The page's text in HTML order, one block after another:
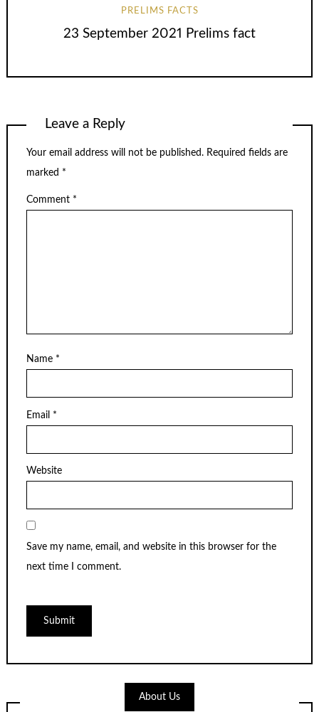
PRELIMS FACTS
23 September 2021 Prelims fact
Leave a Reply
Your email address will not be published. Required fields are
marked *
Comment *
Name *
Email *
Website
Save my name, email, and website in this browser for the
next time I comment.
About Us